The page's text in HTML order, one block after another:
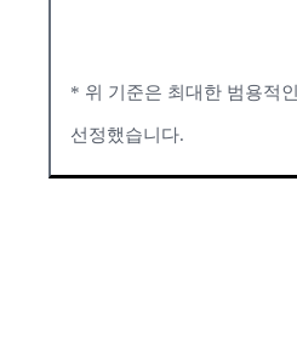
* 위 기준은 최대한 범용적
선정했습니다.